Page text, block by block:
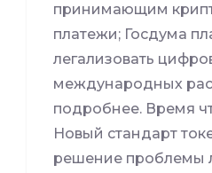
принимающим
платежи; Госдума
легализовать
международных
подробнее. Время
Новый стандарт
решение проблемы